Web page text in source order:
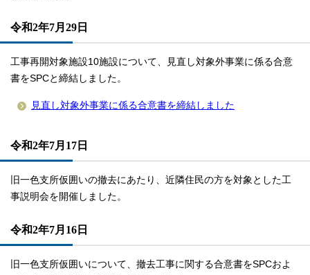
令和2年7月29日
工事再開対象施設10施設について、見直し対象外事業に係る合意
書をSPCと締結しました。
見直し対象外事業に係る合意書を締結しました
令和2年7月17日
旧一色支所仮囲いの撤去にあたり、近隣住民の方を対象とした工
事説明会を開催しました。
令和2年7月16日
旧一色支所仮囲いについて、撤去工事に関する合意書をSPCおよ